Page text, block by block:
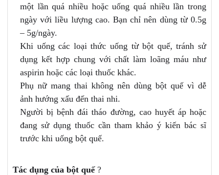
một lần quá nhiều hoặc uống quá nhiều lần trong
ngày với liều lượng cao. Bạn chỉ nên dùng từ 0.5g
– 5g/ngày.
Khi uống các loại thức uống từ bột quế, tránh sử
dụng kết hợp chung với chất làm loãng máu như
aspirin hoặc các loại thuốc khác.
Phụ nữ mang thai không nên dùng bột quế vì dễ
ảnh hướng xấu đến thai nhi.
Người bị bệnh đái tháo đường, cao huyết áp hoặc
đang sử dụng thuốc cần tham khảo ý kiến bác sĩ
trước khi uống bột quế.
Tác dụng của bột quế?